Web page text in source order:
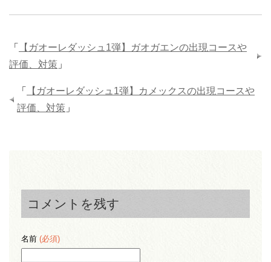
「
【ガオーレダッシュ1弾】ガオガエンの出現コースや
評価、対策 」
「
【ガオーレダッシュ1弾】カメックスの出現コースや
評価、対策 」
コメントを残す
名前 (必須)